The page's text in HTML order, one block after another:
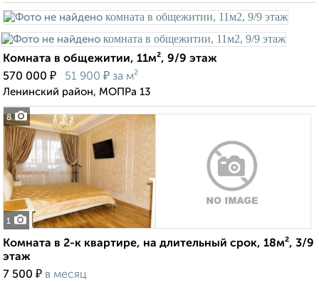
8
Комната в общежитии, 11м², 9/9 этаж
570 000 ₽ 51 900 ₽ за м²
Ленинский район, МОПРа 13
1
Комната в 2-к квартире, на длительный срок, 18м², 3/9
этаж
7 500 ₽ в месяц